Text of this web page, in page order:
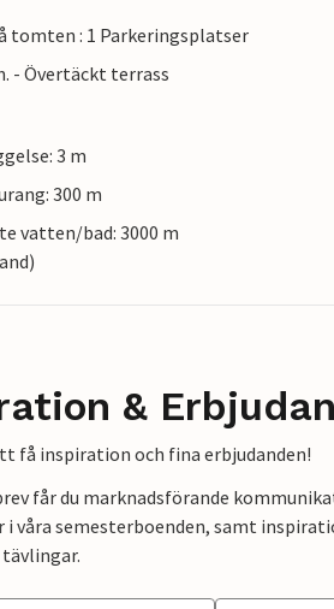
tomten : 1 Parkeringsplatser
- Övertäckt terrass
3 m
300 m
vatten/bad: 3000 m
&
få inspiration och fina erbjudanden!
får du marknadsförande
våra semesterboenden, samt